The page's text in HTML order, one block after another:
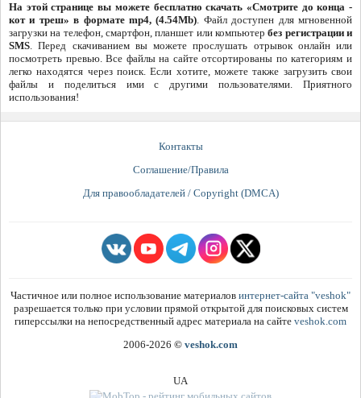
На этой странице вы можете бесплатно скачать «Смотрите до конца -
кот и треш» в формате mp4, (4.54Mb). Файл доступен для мгновенной
загрузки на телефон, смартфон, планшет или компьютербез регистрации и
SMS. Перед скачиванием вы можете прослушать отрывок онлайн или
посмотреть превью. Все файлы на сайте отсортированы по категориям и
легко находятся через поиск. Если хотите, можете также загрузить свои
файлы и поделиться ими с другими пользователями. Приятного
использования!
Контакты
Соглашение/Правила
Для правообладателей / Copyright (DMCA)
Частичное или полное использование материалов интернет-сайта "veshok"
разрешается только при условии прямой открытой для поисковых систем
гиперссылки на непосредственный адрес материала на сайте veshok.com
2006-2026 © veshok.com
UA